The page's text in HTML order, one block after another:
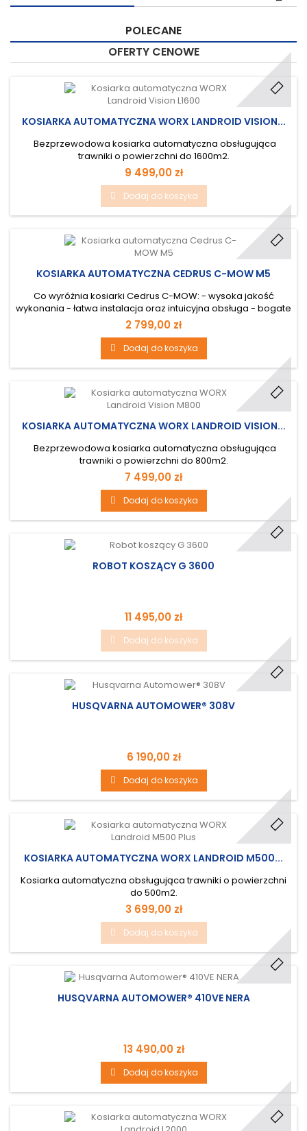
POLECANE
OFERTY CENOWE
KOSIARKA AUTOMATYCZNA WORX LANDROID VISION...
Bezprzewodowa kosiarka automatyczna obsługująca
trawniki o powierzchni do 1600m2.
9 499,00 zł
Dodaj do koszyka
KOSIARKA AUTOMATYCZNA CEDRUS C-MOW M5
Co wyróżnia kosiarki Cedrus C-MOW: - wysoka jakość
wykonania - łatwa instalacja oraz intuicyjna obsługa - bogate
wyposażanie seryjne - bezpieczeństwo pracy - 36 miesięcy
gwarancji - ślizgowa tarcza tnąca podnosi się jeżeli wykryje
przeszkodę - obsługa za pomocą aplikacji - moduł Wifi oraz
bluetooth
2 799,00 zł
Dodaj do koszyka
KOSIARKA AUTOMATYCZNA WORX LANDROID VISION...
Bezprzewodowa kosiarka automatyczna obsługująca
trawniki o powierzchni do 800m2.
7 499,00 zł
Dodaj do koszyka
ROBOT KOSZĄCY G 3600
11 495,00 zł
Dodaj do koszyka
HUSQVARNA AUTOMOWER® 308V
6 190,00 zł
Dodaj do koszyka
KOSIARKA AUTOMATYCZNA WORX LANDROID M500...
Kosiarka automatyczna obsługująca trawniki o powierzchni
do 500m2.
3 699,00 zł
Dodaj do koszyka
HUSQVARNA AUTOMOWER® 410VE NERA
13 490,00 zł
Dodaj do koszyka